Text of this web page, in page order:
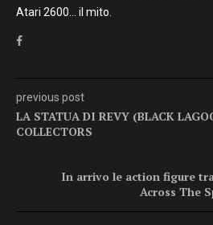
Atari 2600… il mito.
previous post
LA STATUA DI REVY (BLACK
COLLECTORS
In arrivo le action figure
Across The